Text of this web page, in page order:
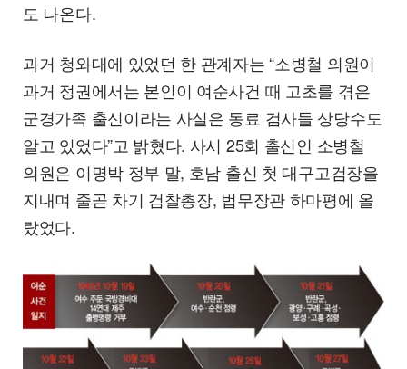
도 나온다.
과거 청와대에 있었던 한 관계자는 “소병철 의원이
과거 정권에서는 본인이 여순사건 때 고초를 겪은
군경가족 출신이라는 사실은 동료 검사들 상당수도
알고 있었다”고 밝혔다. 사시 25회 출신인 소병철
의원은 이명박 정부 말, 호남 출신 첫 대구고검장을
지내며 줄곧 차기 검찰총장, 법무장관 하마평에 올
랐었다.